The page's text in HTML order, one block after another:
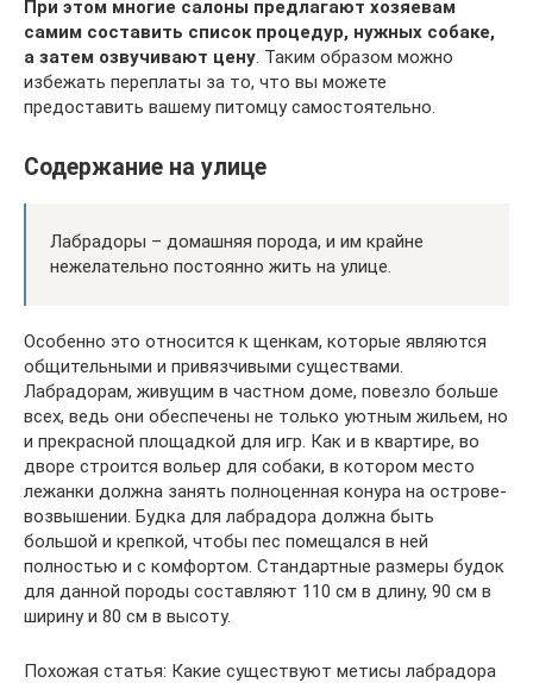
При этом многие салоны предлагают хозяевам
самим составить список процедур, нужных собаке,
а затем озвучивают цену . Таким образом можно
избежать переплаты за то, что вы можете
предоставить вашему питомцу самостоятельно.
Содержание на улице
Лабрадоры – домашняя порода, и им крайне
нежелательно постоянно жить на улице.
Особенно это относится к щенкам, которые являются
общительными и привязчивыми существами.
Лабрадорам, живущим в частном доме, повезло больше
всех, ведь они обеспечены не только уютным жильем, но
и прекрасной площадкой для игр. Как и в квартире, во
дворе строится вольер для собаки, в котором место
лежанки должна занять полноценная конура на острове-
возвышении. Будка для лабрадора должна быть
большой и крепкой, чтобы пес помещался в ней
полностью и с комфортом. Стандартные размеры будок
для данной породы составляют 110 см в длину, 90 см в
ширину и 80 см в высоту.
Похожая статья: Какие существуют метисы лабрадора